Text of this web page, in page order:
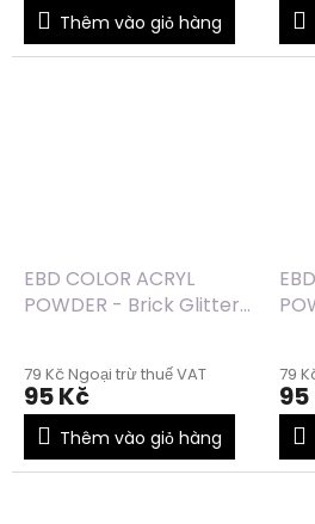
Thêm vào giỏ hàng
EBD COLOR ACRYL
POWDER - Brick Glitter
79 Kč Ngoại trừ thuế VAT
95 Kč
Thêm vào giỏ hàng
79
95